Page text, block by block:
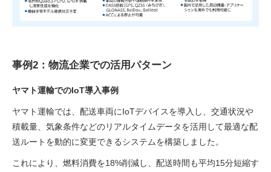
事例2：物流企業での活用パターン
ヤマト運輸でのIoT導入事例
ヤマト運輸では、配送車両にIoTデバイスを導入し、交通状況や
積載量、気象条件などのリアルタイムデータを活用して最適な配
送ルートを動的に変更できるシステムを構築しました。
これにより、燃料消費を18%削減し、配送時間も平均15分短縮す